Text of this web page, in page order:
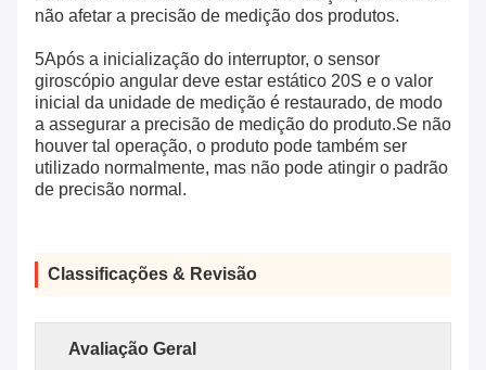
não afetar a precisão de medição dos produtos.
5Após a inicialização do interruptor, o sensor
giroscópio angular deve estar estático 20S e o valor
inicial da unidade de medição é restaurado, de modo
a assegurar a precisão de medição do produto.Se não
houver tal operação, o produto pode também ser
utilizado normalmente, mas não pode atingir o padrão
de precisão normal.
Classificações & Revisão
Avaliação Geral